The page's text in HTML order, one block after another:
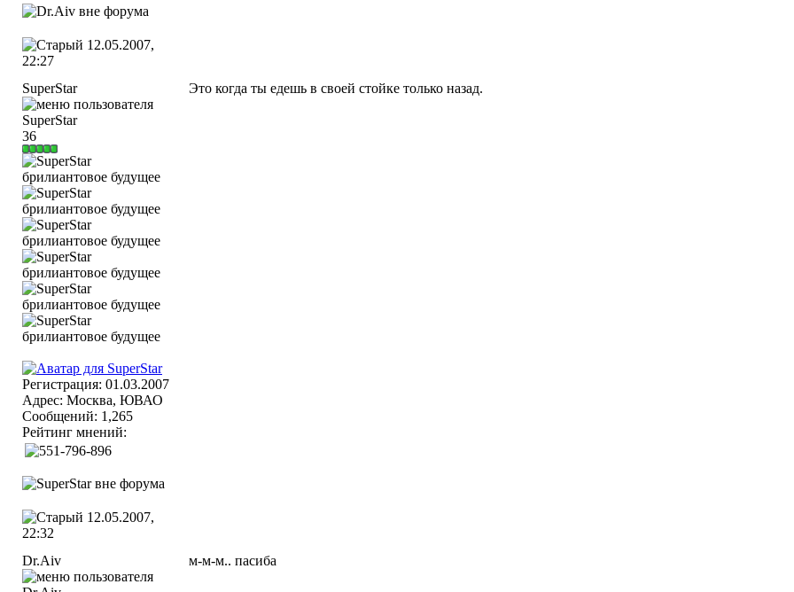
12.05.2007,
22:27
SuperStar
36
Регистрация: 01.03.2007
Адрес: Москва, ЮВАО
Сообщений: 1,265
Рейтинг мнений:
Это когда ты едешь в своей стойке только назад.
12.05.2007,
22:32
Dr.Aiv
м-м-м.. пасиба